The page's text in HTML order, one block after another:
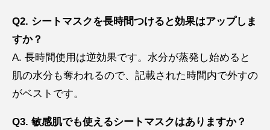
Q2. シートマスクを長時間つけると効果はアップしま
すか？
A. 長時間使用は逆効果です。水分が蒸発し始めると
肌の水分も奪われるので、記載された時間内で外すの
がベストです。
Q3. 敏感肌でも使えるシートマスクはありますか？